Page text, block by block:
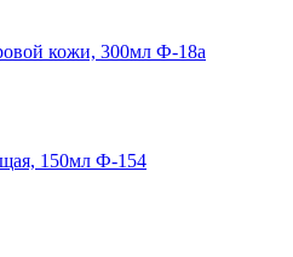
кожи, 300мл Ф-18a
150мл Ф-154